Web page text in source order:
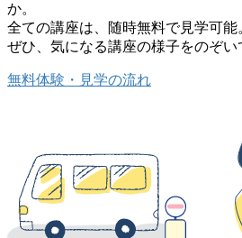
か。
全ての講座は、随時無料で見学可能
ぜひ、気になる講座の様子をのぞい
無料体験・見学の流れ